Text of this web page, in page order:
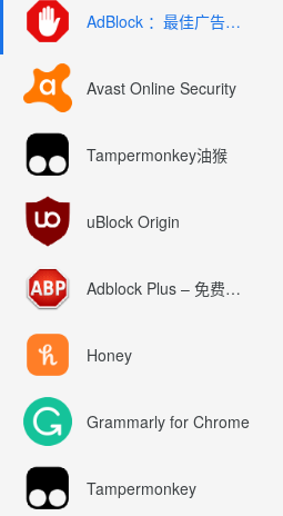
AdBlock ：最佳广告拦截工具
Avast Online Security
Tampermonkey油猴
uBlock Origin
Adblock Plus – 免费的广告拦截器
Honey
Grammarly for Chrome
Tampermonkey